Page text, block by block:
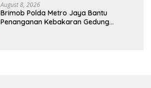
August 8, 2026
Brimob Polda Metro Jaya Bantu
Penanganan Kebakaran Gedung